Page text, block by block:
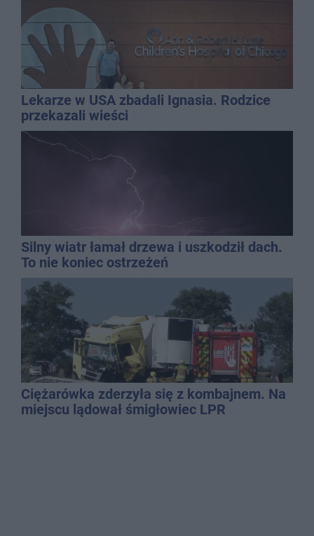
Lekarze w USA zbadali Ignasia. Rodzice
przekazali wieści
Silny wiatr łamał drzewa i uszkodził dach.
To nie koniec ostrzeżeń
Ciężarówka zderzyła się z kombajnem. Na
miejscu lądował śmigłowiec LPR